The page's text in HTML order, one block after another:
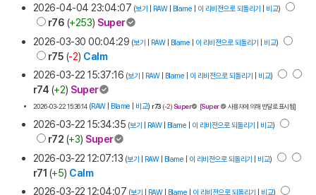
2026-04-04 23:04:07 (보기 RAW| Blame 이 리비전으로 되돌리기 비교)
r76 (+253) Super
2026-03-30 00:04:29 (보기 RAW| Blame 이 리비전으로 되돌리기 비교)
r75 (-2) Calm
2026-03-22 15:37:16 (보기 RAW| Blame 이 리비전으로 되돌리기 비교)
r74 (+2) Super
2026-03-22 15:36:14(RAW| Blame 비교) r73 (-2)Super [Super 사용자에 의해 반달로 표시됨]
2026-03-22 15:34:35 (보기 RAW| Blame 이 리비전으로 되돌리기 비교)
r72 (+3) Super
2026-03-22 12:07:13 (보기 RAW| Blame 이 리비전으로 되돌리기 비교)
r71 (+5) Calm
2026-03-22 12:04:07 (보기 RAW| Blame 이 리비전으로 되돌리기 비교)